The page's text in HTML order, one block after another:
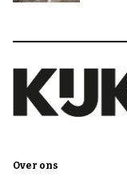
Over ons